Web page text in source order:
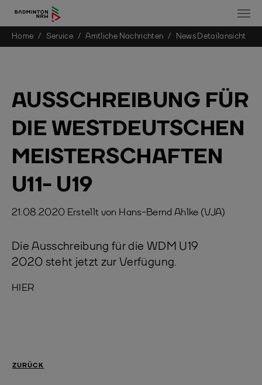
Skip to main content
You are here:
Home Service Amtliche Nachrichten News Detailansicht
AUSSCHREIBUNG FÜR
DIE WESTDEUTSCHEN
MEISTERSCHAFTEN
U11- U19
21.08.2020 Erstellt von Hans-Bernd Ahlke (VJA)
Die Ausschreibung für die WDM U19
2020 steht jetzt zur Verfügung.
HIER
ZURÜCK